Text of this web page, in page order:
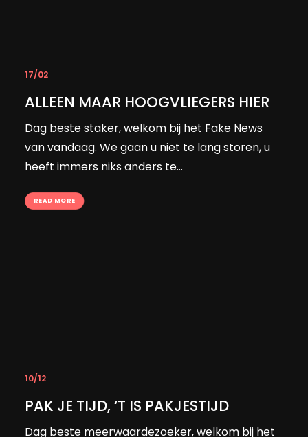
17/02
ALLEEN MAAR HOOGVLIEGERS HIER
Dag beste staker, welkom bij het Fake News
van vandaag. We gaan u niet te lang storen, u
heeft immers niks anders te…
READ MORE
10/12
PAK JE TIJD, ‘T IS PAKJESTIJD
Dag beste meerwaardezoeker, welkom bij het